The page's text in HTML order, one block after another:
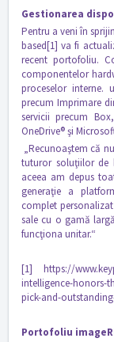
Gestionarea
Pentru a veni în
based[1] va fi
recent portofoliu.
componentelor
proceselor interne.
precum Imprimare
servicii precum
OneDrive® şi
„Recunoaştem că
tuturor soluţiilor de
aceea am depus
generaţie a
complet
sale cu o gamă
funcţiona unitar.“
[1]
https://
intelligence-honors-
pick-and-
Portofoliu